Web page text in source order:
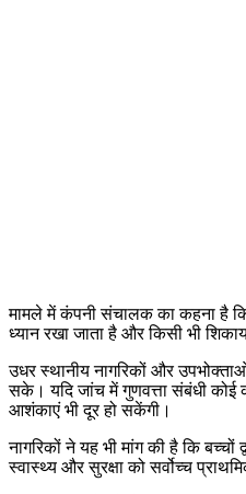
मामले में कंपनी संचालक का कहना है कि
ध्यान रखा जाता है और किसी भी
उधर स्थानीय नागरिकों और
सके। यदि जांच में गुणवत्ता संबंधी कोई
आशंकाएं भी दूर हो सकेंगी।
नागरिकों ने यह भी मांग की है कि
स्वास्थ्य और सुरक्षा को सर्वोच्च